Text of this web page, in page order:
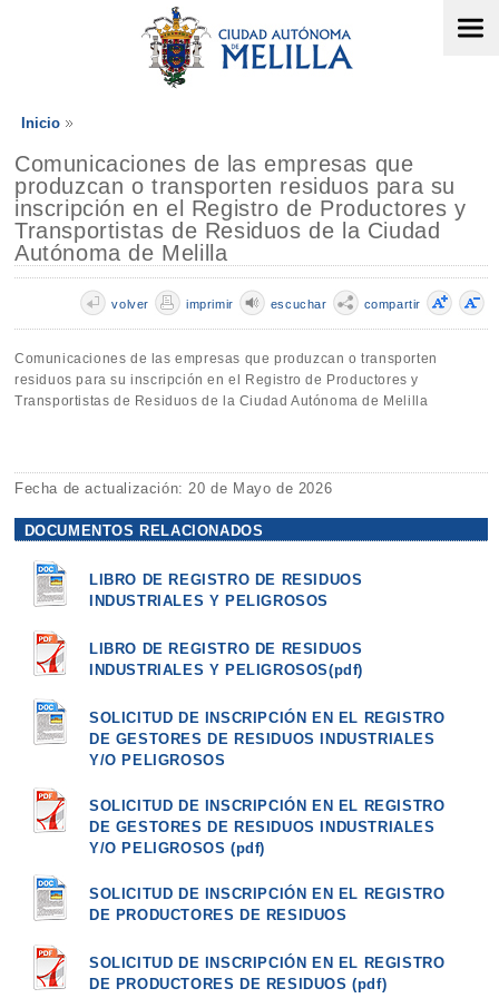
Inicio
Comunicaciones de las empresas que
produzcan o transporten residuos para su
inscripción en el Registro de Productores y
Transportistas de Residuos de la Ciudad
Autónoma de Melilla
compartir
escuchar
imprimir
volver
Comunicaciones de las empresas que produzcan o transporten
residuos para su inscripción en el Registro de Productores y
Transportistas de Residuos de la Ciudad Autónoma de Melilla
Fecha de actualización: 20 de Mayo de 2026
DOCUMENTOS RELACIONADOS
LIBRO DE REGISTRO DE RESIDUOS
INDUSTRIALES Y PELIGROSOS
LIBRO DE REGISTRO DE RESIDUOS
INDUSTRIALES Y PELIGROSOS(pdf)
SOLICITUD DE INSCRIPCIÓN EN EL REGISTRO
DE GESTORES DE RESIDUOS INDUSTRIALES
Y/O PELIGROSOS
SOLICITUD DE INSCRIPCIÓN EN EL REGISTRO
DE GESTORES DE RESIDUOS INDUSTRIALES
Y/O PELIGROSOS (pdf)
SOLICITUD DE INSCRIPCIÓN EN EL REGISTRO
DE PRODUCTORES DE RESIDUOS
SOLICITUD DE INSCRIPCIÓN EN EL REGISTRO
DE PRODUCTORES DE RESIDUOS (pdf)